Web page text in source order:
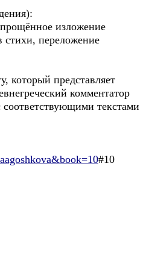
изложение
стихи, переложение
который представляет
комментатор
текстами
#10